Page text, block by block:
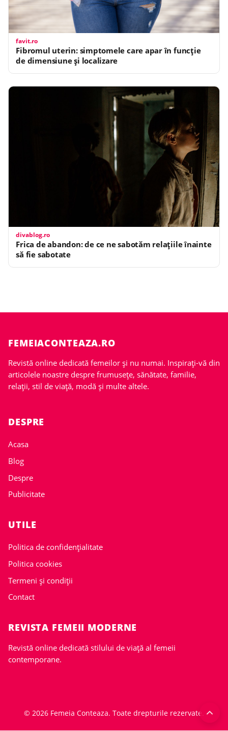
favit.ro
Fibromul uterin: simptomele care apar în funcție
de dimensiune și localizare
divablog.ro
Frica de abandon: de ce ne sabotăm relațiile înainte
să fie sabotate
FEMEIACONTEAZA.RO
Revistă online dedicată femeilor și nu numai. Inspirați-vă din
articolele noastre despre frumusețe, sănătate, familie,
relații, stil de viață, modă și multe altele.
DESPRE
Acasa
Blog
Despre
Publicitate
UTILE
Politica de confidențialitate
Politica cookies
Termeni și condiții
Contact
REVISTA FEMEII MODERNE
Revistă online dedicată stilului de viață al femeii
contemporane.
© 2026 Femeia Conteaza. Toate drepturile rezervate.